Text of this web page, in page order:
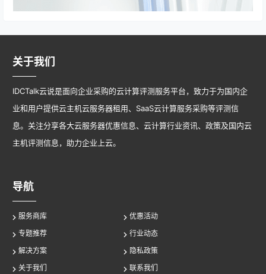
关于我们
IDCTalk云说是面向企业采购的云计算评测服务平台，致力于为国内企
业和用户提供云主机云服务器租用、SaaS云计算服务采购等评测信
息。关注分享各大云服务器优惠信息、云计算行业资讯、政策及国内云
主机评测信息，助力企业上云。
导航
服务商库
优惠活动
专题推荐
行业动态
解决方案
隐私政策
关于我们
联系我们